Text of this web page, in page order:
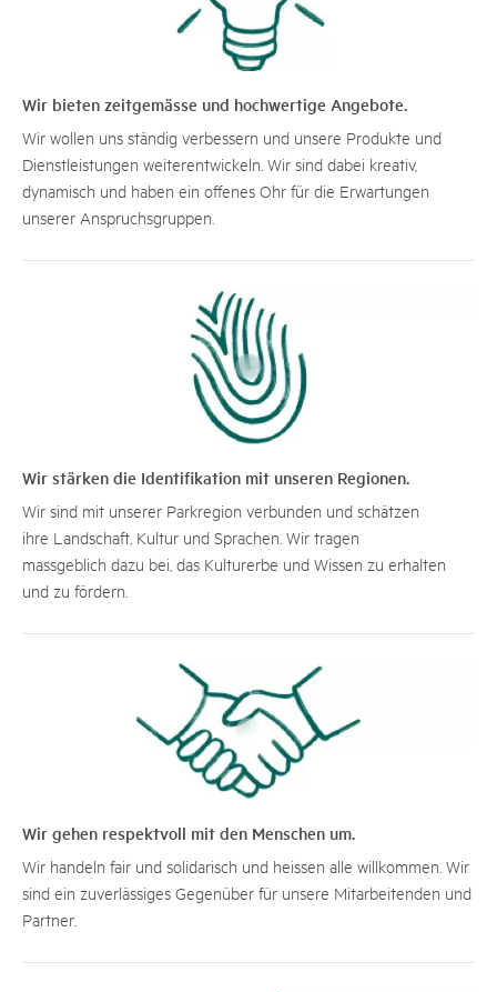
Wir bieten zeitgemässe und hochwertige Angebote.
Wir wollen uns ständig verbessern und unsere Produkte und
Dienstleistungen weiterentwickeln. Wir sind dabei kreativ,
dynamisch und haben ein offenes Ohr für die Erwartungen
unserer Anspruchsgruppen.
Wir stärken die Identifikation mit unseren Regionen.
Wir sind mit unserer Parkregion verbunden und schätzen
ihre Landschaft, Kultur und Sprachen. Wir tragen
massgeblich dazu bei, das Kulturerbe und Wissen zu erhalten
und zu fördern.
Wir gehen respektvoll mit den Menschen um.
Wir handeln fair und solidarisch und heissen alle willkommen. Wir
sind ein zuverlässiges Gegenüber für unsere Mitarbeitenden und
Partner.